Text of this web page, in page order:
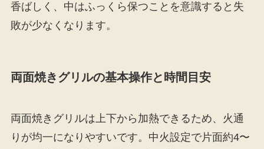
香ばしく、中はふっくら保つことを意識すると失
敗が少なくなります。
両面焼きグリルの基本操作と時間目安
両面焼きグリルは上下から加熱できるため、火通
りが均一になりやすいです。中火設定で片面約4〜